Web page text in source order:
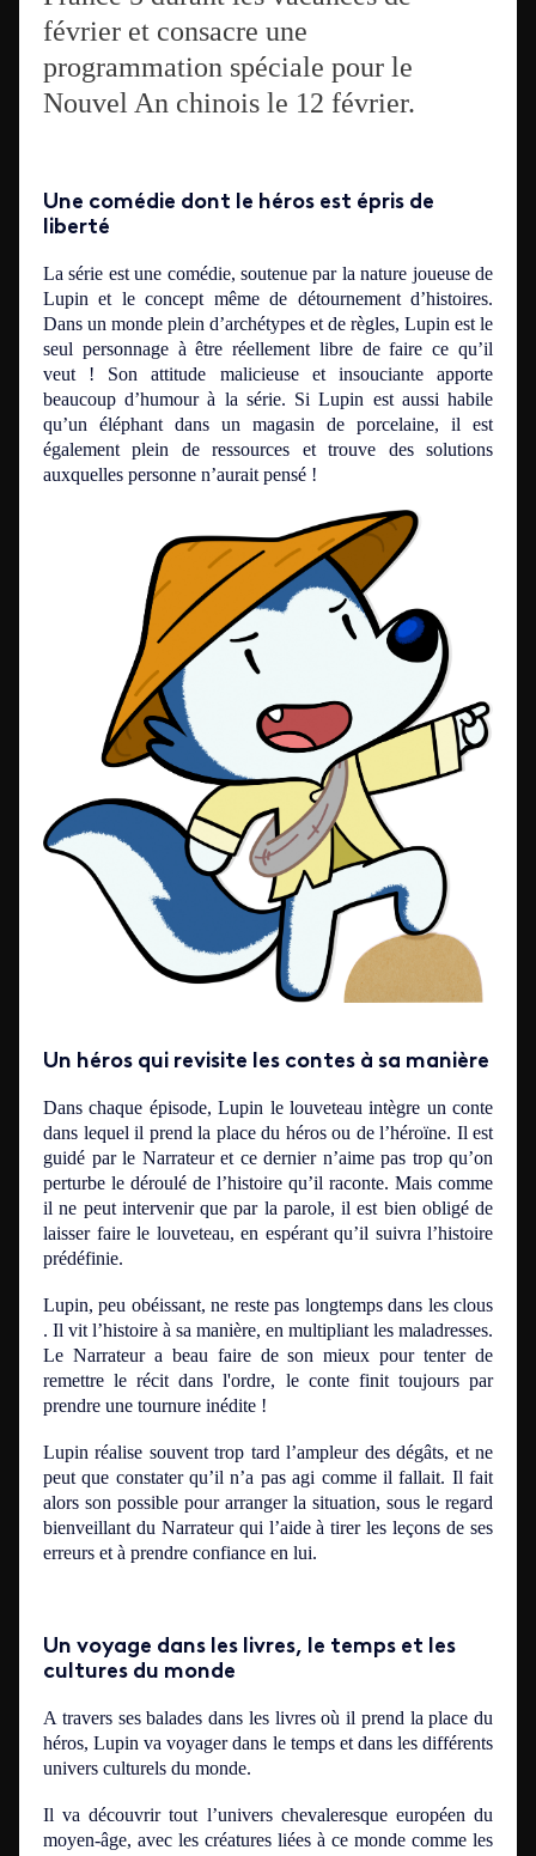
février et consacre une
programmation spéciale pour le
Nouvel An chinois le 12 février.
Une comédie dont le héros est épris de
liberté
La série est une comédie, soutenue par la nature joueuse de
Lupin et le concept même de détournement d’histoires.
Dans un monde plein d’archétypes et de règles, Lupin est le
seul personnage à être réellement libre de faire ce qu’il
veut ! Son attitude malicieuse et insouciante apporte
beaucoup d’humour à la série. Si Lupin est aussi habile
qu’un éléphant dans un magasin de porcelaine, il est
également plein de ressources et trouve des solutions
auxquelles personne n’aurait pensé !
Un héros qui revisite les contes à sa manière
Dans chaque épisode, Lupin le louveteau intègre un conte
dans lequel il prend la place du héros ou de l’héroïne. Il est
guidé par le Narrateur et ce dernier n’aime pas trop qu’on
perturbe le déroulé de l’histoire qu’il raconte. Mais comme
il ne peut intervenir que par la parole, il est bien obligé de
laisser faire le louveteau, en espérant qu’il suivra l’histoire
prédéfinie.
Lupin, peu obéissant, ne reste pas longtempsdans les clous
. Il vit l’histoire à sa manière, en multipliant les maladresses.
Le Narrateur a beau faire de son mieux pour tenter de
remettre le récit dans l'ordre, le conte finit toujours par
prendre une tournure inédite !
Lupin réalise souvent trop tard l’ampleur des dégâts, et ne
peut que constater qu’il n’a pas agi comme il fallait. Il fait
alors son possible pour arranger la situation, sous le regard
bienveillant du Narrateur qui l’aide à tirer les leçons de ses
erreurs et à prendre confiance en lui.
Un voyage dans les livres, le temps et les
cultures du monde
A travers ses balades dans les livres où il prend la place du
héros, Lupin va voyager dans le temps et dans les différents
univers culturels du monde.
Il va découvrir tout l’univers chevaleresque européen du
moyen-âge, avec les créatures liées à ce monde comme les